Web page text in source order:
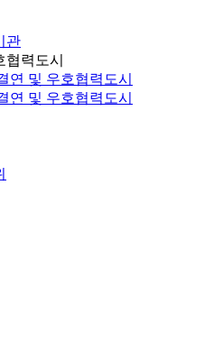
관
력도시
연 및 우호협력도시
연 및 우호협력도시